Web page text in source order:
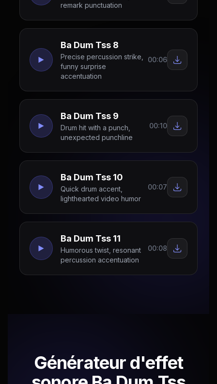
remark punctuation
Ba Dum Tss 8
Precise percussion strike,
funny surprise
accentuation
00:06
Ba Dum Tss 9
Drum hit with a punch,
unexpected punchline
00:10
Ba Dum Tss 10
Quick drum accent,
lighthearted video humor
00:07
Ba Dum Tss 11
Humorous twist, resonant
percussion accentuation
00:08
Générateur d'effet